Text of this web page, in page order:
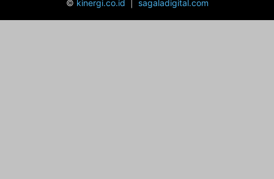
© kinergi.co.id sagaladigital.com